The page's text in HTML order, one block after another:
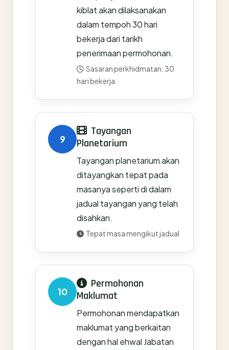
kiblat akan dilaksanakan
dalam tempoh 30 hari
bekerja dari tarikh
penerimaan permohonan.
Sasaran perkhidmatan: 30
hari bekerja
9
Tayangan
Planetarium
Tayangan planetarium akan
ditayangkan tepat pada
masanya seperti di dalam
jadual tayangan yang telah
disahkan.
Tepat masa mengikut jadual
10
Permohonan
Maklumat
Permohonan mendapatkan
maklumat yang berkaitan
dengan hal ehwal Jabatan